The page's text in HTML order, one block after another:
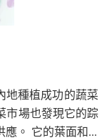
地種植成功的蔬菜
市場也發現它的踪
。 它的葉面和...